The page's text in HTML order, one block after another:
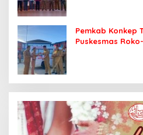
Pemkab Konkep
Puskesmas